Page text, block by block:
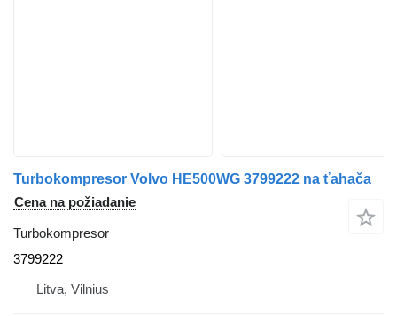
Turbokompresor Volvo HE500WG 3799222 na ťahača
Cena na požiadanie
Turbokompresor
3799222
Litva, Vilnius